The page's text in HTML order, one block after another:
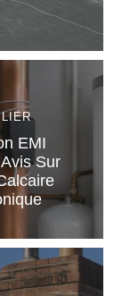
EMI
Sur